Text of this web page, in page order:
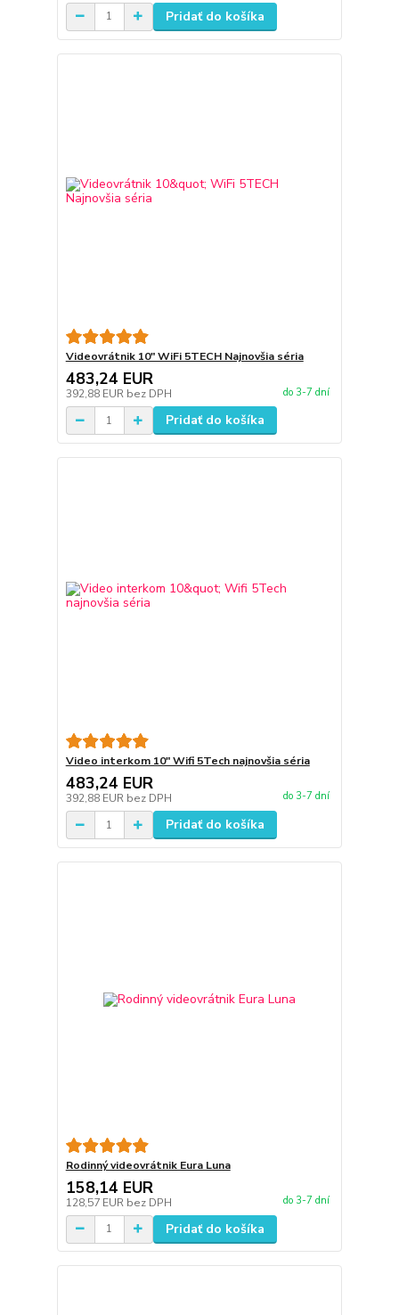
Pridať do košíka
Videovrátnik 10" WiFi 5TECH Najnovšia séria
483,24 EUR
392,88 EUR bez DPH do 3-7 dní
Pridať do košíka
Video interkom 10" Wifi 5Tech najnovšia séria
483,24 EUR
392,88 EUR bez DPH do 3-7 dní
Pridať do košíka
Rodinný videovrátnik Eura Luna
158,14 EUR
128,57 EUR bez DPH do 3-7 dní
Pridať do košíka